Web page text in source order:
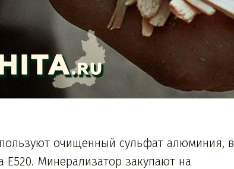
очищенный сульфат алюминия, в
Минерализатор закупают на